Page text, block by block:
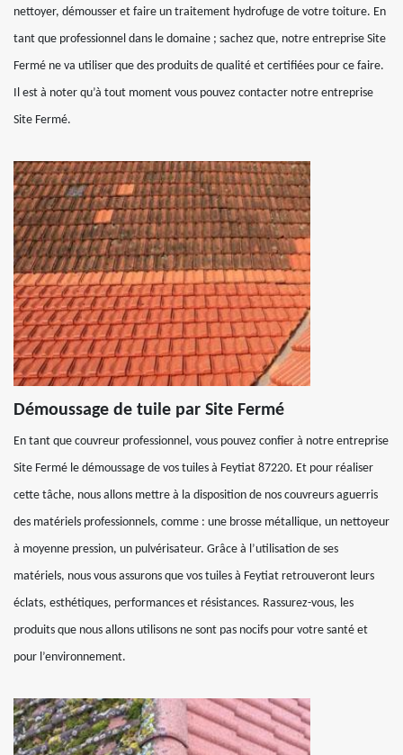
nettoyer, démousser et faire un traitement hydrofuge de votre toiture. En
tant que professionnel dans le domaine ; sachez que, notre entreprise Site
Fermé ne va utiliser que des produits de qualité et certifiées pour ce faire.
Il est à noter qu’à tout moment vous pouvez contacter notre entreprise
Site Fermé.
Démoussage de tuile par Site Fermé
En tant que couvreur professionnel, vous pouvez confier à notre entreprise
Site Fermé le démoussage de vos tuiles à Feytiat 87220. Et pour réaliser
cette tâche, nous allons mettre à la disposition de nos couvreurs aguerris
des matériels professionnels, comme : une brosse métallique, un nettoyeur
à moyenne pression, un pulvérisateur. Grâce à l’utilisation de ses
matériels, nous vous assurons que vos tuiles à Feytiat retrouveront leurs
éclats, esthétiques, performances et résistances. Rassurez-vous, les
produits que nous allons utilisons ne sont pas nocifs pour votre santé et
pour l’environnement.